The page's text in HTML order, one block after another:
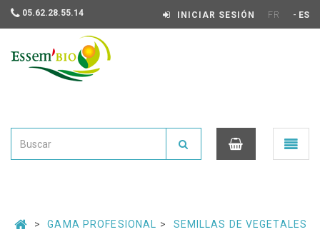
05.62.28.55.14 INICIAR SESIÓN FR - ES
Ouvrir
le
GAMA PROFESIONAL
SEMILLAS DE VEGETALES